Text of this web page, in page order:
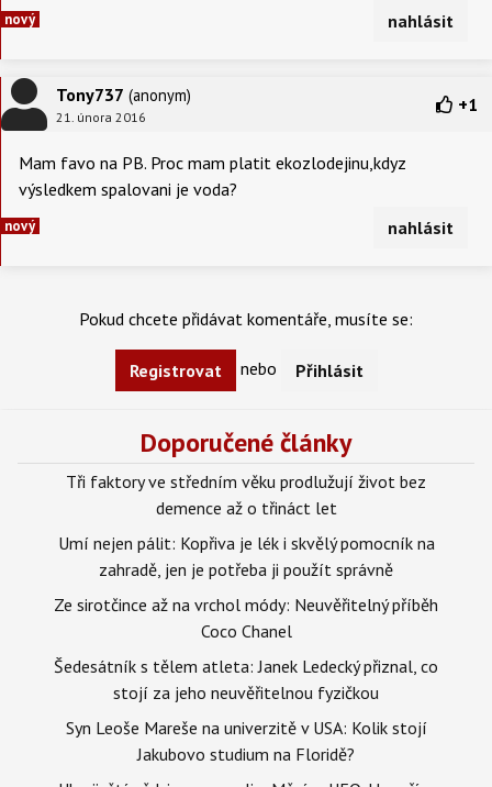
nový nahlásit
Tony737 (anonym)
21. února 2016
+1
Mam favo na PB. Proc mam platit ekozlodejinu,kdyz
výsledkem spalovani je voda?
nový nahlásit
Pokud chcete přidávat komentáře, musíte se:
Registrovat nebo Přihlásit
Doporučené články
Tři faktory ve středním věku prodlužují život bez
demence až o třináct let
Umí nejen pálit: Kopřiva je lék i skvělý pomocník na
zahradě, jen je potřeba ji použít správně
Ze sirotčince až na vrchol módy: Neuvěřitelný příběh
Coco Chanel
Šedesátník s tělem atleta: Janek Ledecký přiznal, co
stojí za jeho neuvěřitelnou fyzičkou
Syn Leoše Mareše na univerzitě v USA: Kolik stojí
Jakubovo studium na Floridě?